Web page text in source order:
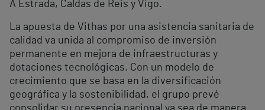
A Estrada, Caldas de Reis y Vigo.
La apuesta de Vithas por una asistencia sanitaria de
calidad va unida al compromiso de inversión
permanente en mejora de infraestructuras y
dotaciones tecnológicas. Con un modelo de
crecimiento que se basa en la diversificación
geográfica y la sostenibilidad, el grupo prevé